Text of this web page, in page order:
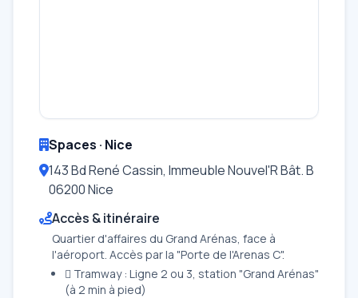
Spaces · Nice
143 Bd René Cassin, Immeuble Nouvel'R Bât. B
06200 Nice
Accès & itinéraire
Quartier d'affaires du Grand Arénas, face à
l'aéroport. Accès par la "Porte de l'Arenas C".
 Tramway : Ligne 2 ou 3, station "Grand Arénas"
(à 2 min à pied)